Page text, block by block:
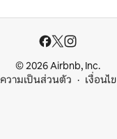
© 2026 Airbnb, Inc.
ความเป็นส่วนตัว
เงื่อนไข